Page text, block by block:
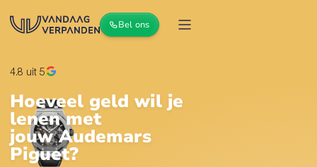
Bel ons
4.8 uit 5
Hoeveel geld wil je
lenen met
jouw Audemars
Piguet?